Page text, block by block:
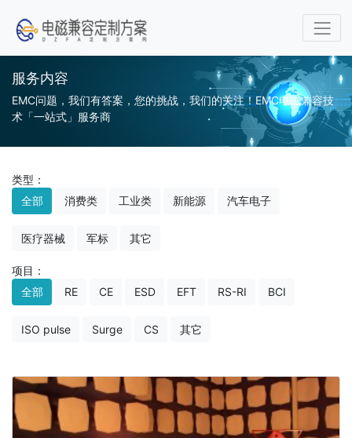
服务内容
EMC问题，我们有答案，您的挑战，我们的关注！EMC电磁兼容技
术「一站式」服务商
类型：
全部
消费类 工业类 新能源 汽车电子
医疗器械 军标 其它
项目：
全部
RE CE ESD EFT RS-RI BCI
ISO pulse Surge CS 其它